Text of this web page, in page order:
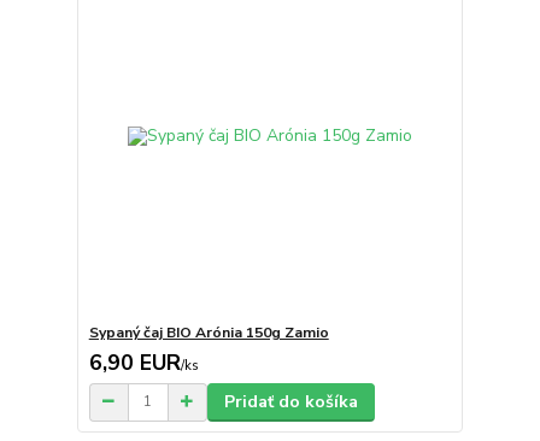
Sypaný čaj BIO Arónia 150g Zamio
6,90 EUR/ks
Pridať do košíka